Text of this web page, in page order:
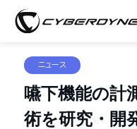
ニュース
嚥下機能の計
術を研究・開